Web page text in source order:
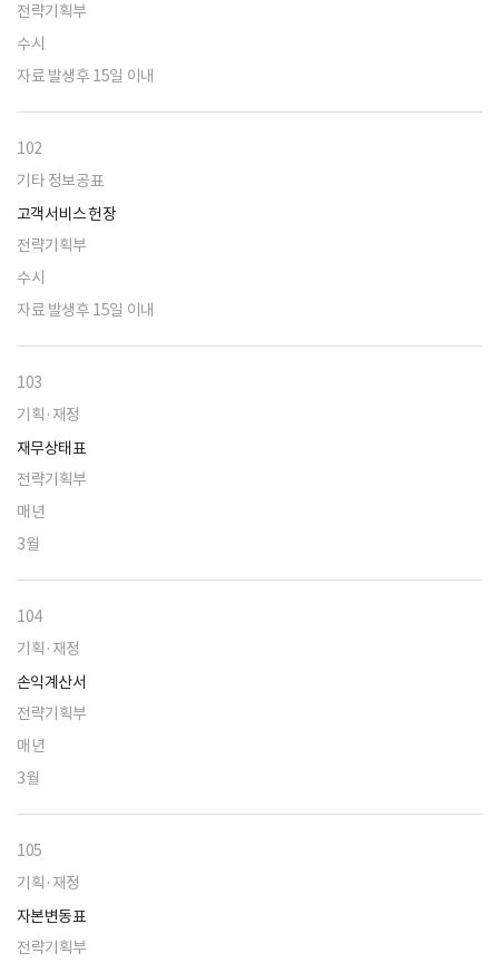
전략기획부
수시
자료 발생후 15일 이내
102
기타 정보공표
고객서비스 헌장
전략기획부
수시
자료 발생후 15일 이내
103
기획·재정
재무상태표
전략기획부
매년
3월
104
기획·재정
손익계산서
전략기획부
매년
3월
105
기획·재정
자본변동표
전략기획부